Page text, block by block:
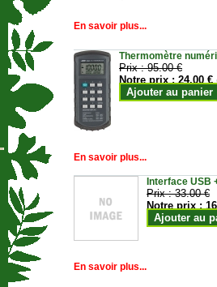
En savoir plus...
Thermomètre
Prix :95.00 €
Notre prix :24.00 €
Ajouter au panier
En savoir plus...
Interface USB
Prix :33.00 €
Notre prix :
Ajouter au
En savoir plus...